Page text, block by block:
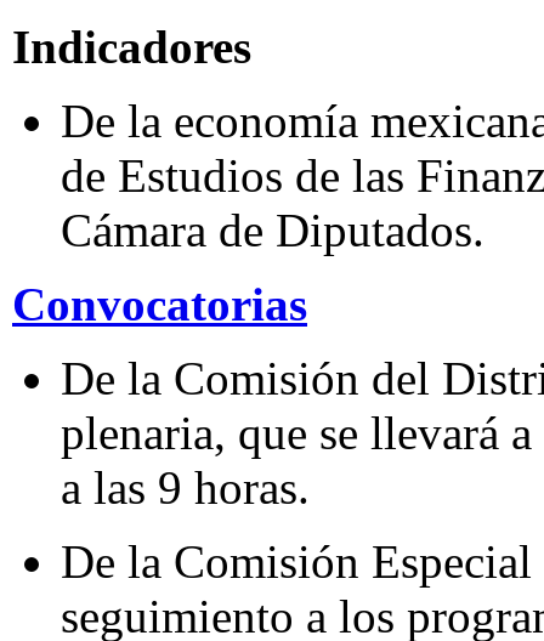
Indicadores
De la economía
de Estudios de las
Cámara de Diputados.
Convocatorias
De la Comisión del
plenaria, que se llevará
a las 9 horas.
De la Comisión
seguimiento a los